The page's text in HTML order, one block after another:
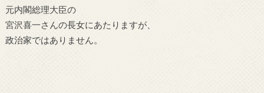
元内閣総理大臣の
宮沢喜一さんの長女にあたりますが、
政治家ではありません。